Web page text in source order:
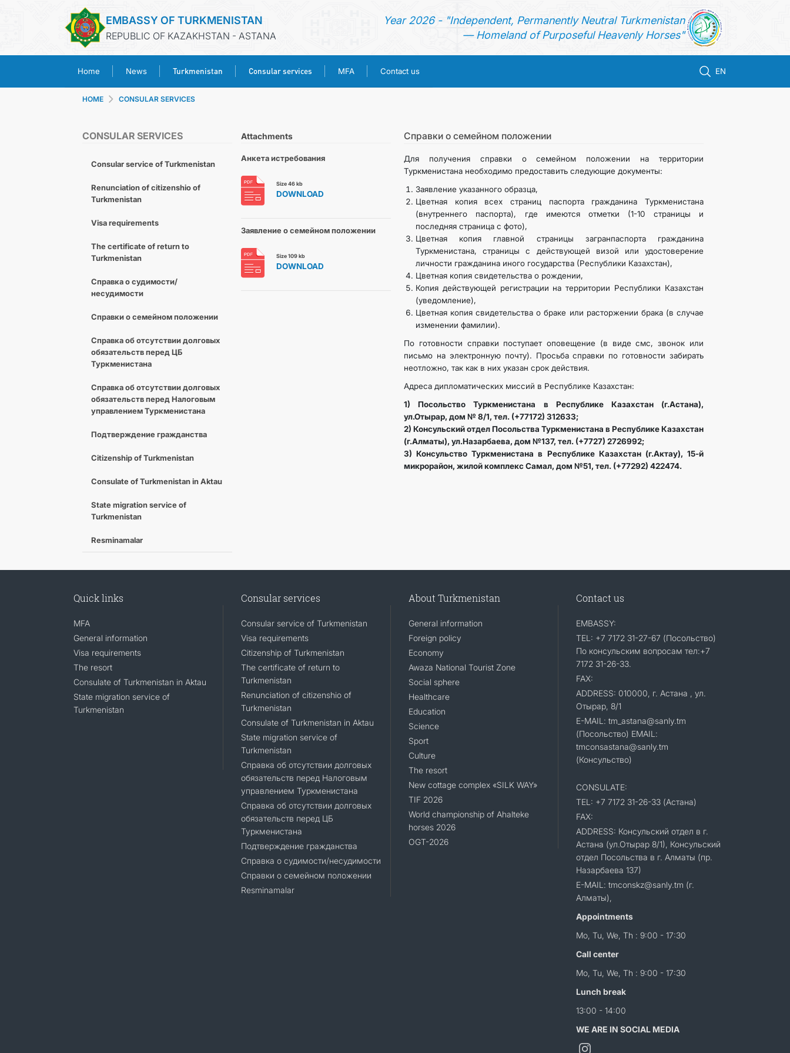
EMBASSY OF TURKMENISTAN
REPUBLIC OF KAZAKHSTAN - ASTANA
Year 2026 - "Independent, Permanently Neutral Turkmenistan
— Homeland of Purposeful Heavenly Horses"
Home News Turkmenistan Consular services MFA Contact us EN
NEWS
TURKMENISTAN
CONSULAR SERVICES
CONTACT US
HOME CONSULAR SERVICES
CONSULAR SERVICES
Consular service of Turkmenistan
Renunciation of citizenshio of
Turkmenistan
Visa requirements
The certificate of return to
Turkmenistan
Справка о судимости/
несудимости
Cправки о семейном положении
Справка об отсутствии долговых
обязательств перед ЦБ
Туркменистана
Справка об отсутствии долговых
обязательств перед Налоговым
управлением Туркменистана
Подтверждение гражданства
Citizenship of Turkmenistan
Consulate of Turkmenistan in Aktau
State migration service of
Turkmenistan
Resminamalar
Cправки о семейном положении
Для получения справки о семейном положении на территории
Туркменистана необходимо предоставить следующие документы:
Заявление указанного образца,
Цветная копия всех страниц паспорта гражданина Туркменистана
(внутреннего паспорта), где имеются отметки (1-10 страницы и
последняя страница с фото),
Цветная копия главной страницы загранпаспорта гражданина
Туркменистана, страницы с действующей визой или удостоверение
личности гражданина иного государства (Республики Казахстан),
Цветная копия свидетельства о рождении,
Копия действующей регистрации на территории Республики Казахстан
(уведомление),
Цветная копия свидетельства о браке или расторжении брака (в случае
изменении фамилии).
По готовности справки поступает оповещение (в виде смс, звонок или
письмо на электронную почту). Просьба справки по готовности забирать
неотложно, так как в них указан срок действия.
Адреса дипломатических миссий в Республике Казахстан:
1) Посольство Туркменистана в Республике Казахстан (г.Астана),
ул.Отырар, дом № 8/1, тел. (+77172) 312633;
2) Консульский отдел Посольства Туркменистана в Республике Казахстан
(г.Алматы), ул.Назарбаева, дом №137, тел. (+7727) 2726992;
3) Консульство Туркменистана в Республике Казахстан (г.Актау), 15-й
микрорайон, жилой комплекс Самал, дом №51, тел. (+77292) 422474.
Attachments
Анкета истребования
Size 46 kb
DOWNLOAD
Заявление о семейном положении
Size 109 kb
DOWNLOAD
Quick links
MFA
General information
Visa requirements
The resort
Consulate of Turkmenistan in Aktau
State migration service of
Turkmenistan
Consular services
Consular service of Turkmenistan
Visa requirements
Citizenship of Turkmenistan
The certificate of return to
Turkmenistan
Renunciation of citizenshio of
Turkmenistan
Consulate of Turkmenistan in Aktau
State migration service of
Turkmenistan
Справка об отсутствии долговых
обязательств перед Налоговым
управлением Туркменистана
Справка об отсутствии долговых
обязательств перед ЦБ
Туркменистана
Подтверждение гражданства
Справка о судимости/несудимости
Cправки о семейном положении
Resminamalar
About Turkmenistan
General information
Foreign policy
Economy
Awaza National Tourist Zone
Social sphere
Healthcare
Education
Science
Sport
Culture
The resort
New cottage complex «SILK WAY»
TIF 2026
World championship of Ahalteke
horses 2026
OGT-2026
Contact us
EMBASSY:
TEL: +7 7172 31-27-67 (Посольство)
По консульским вопросам тел:+7
7172 31-26-33.
FAX:
ADDRESS: 010000, г. Астана , ул.
Отырар, 8/1
E-MAIL: tm_astana@sanly.tm
(Посольство) EMAIL:
tmconsastana@sanly.tm
(Консульство)
CONSULATE:
TEL: +7 7172 31-26-33 (Астана)
FAX:
ADDRESS: Консульский отдел в г.
Астана (ул.Отырар 8/1), Консульский
отдел Посольства в г. Алматы (пр.
Назарбаева 137)
E-MAIL: tmconskz@sanly.tm (г.
Алматы),
Appointments
Mo, Tu, We, Th : 9:00 - 17:30
Call center
Mo, Tu, We, Th : 9:00 - 17:30
Lunch break
13:00 - 14:00
WE ARE IN SOCIAL MEDIA